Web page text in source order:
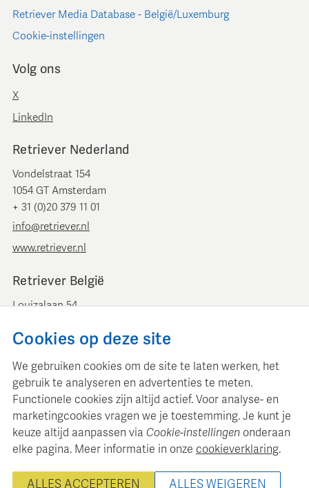
Retriever Media Database - België/Luxemburg
Cookie-instellingen
Volg ons
X
LinkedIn
Retriever Nederland
Vondelstraat 154
1054 GT Amsterdam
+ 31 (0)20 379 11 01
info@retriever.nl
www.retriever.nl
Retriever België
Louizalaan 54
+ 32 (0)2 893 00 52
www.retrievermedia.be
Retriever Media Informatie onderhoudt een gestructureerde
mediadatabase voor professionele mediaplanning en analyse.
Cookies op deze site
We gebruiken cookies om de site te laten werken, het
gebruik te analyseren en advertenties te meten.
Functionele cookies zijn altijd actief. Voor analyse- en
marketingcookies vragen we je toestemming. Je kunt je
keuze altijd aanpassen via Cookie-instellingen onderaan
elke pagina. Meer informatie in onze cookieverklaring.
ALLES ACCEPTEREN ALLES WEIGEREN